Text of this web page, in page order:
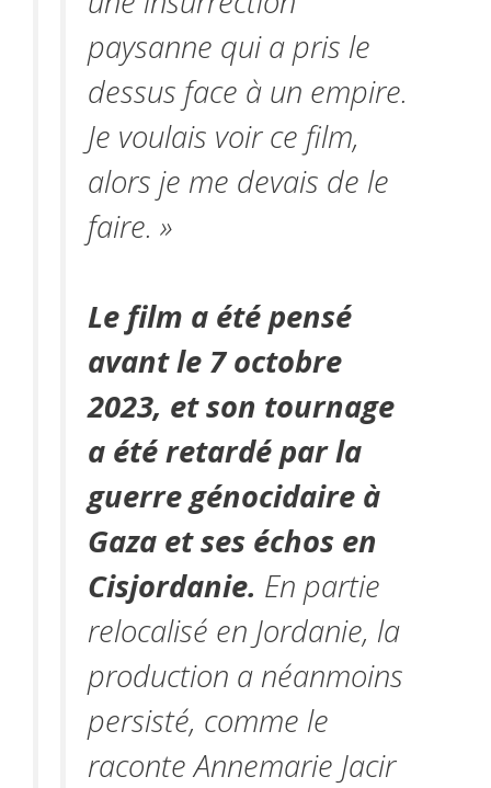
paysanne qui a pris le
dessus face à un empire.
Je voulais voir ce film,
alors je me devais de le
faire. »
Le film a été pensé
avant le 7 octobre
2023, et son tournage
a été retardé par la
guerregénocidaire à
Gaza et ses échos en
Cisjordanie. En partie
relocalisé en Jordanie, la
production a néanmoins
persisté, comme le
raconte Annemarie Jacir